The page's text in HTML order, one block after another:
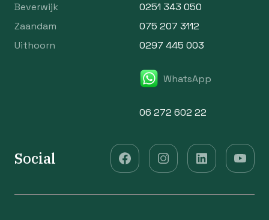
Beverwijk
0251 343 050
Zaandam
075 207 3112
Uithoorn
0297 445 003
WhatsApp
06 272 602 22
Social